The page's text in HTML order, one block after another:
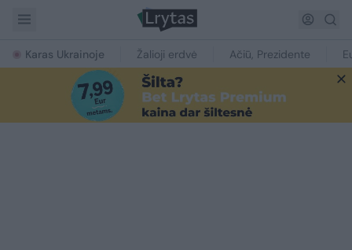
Karas Ukrainoje Žalioji erdvė Ačiū, Prezidente